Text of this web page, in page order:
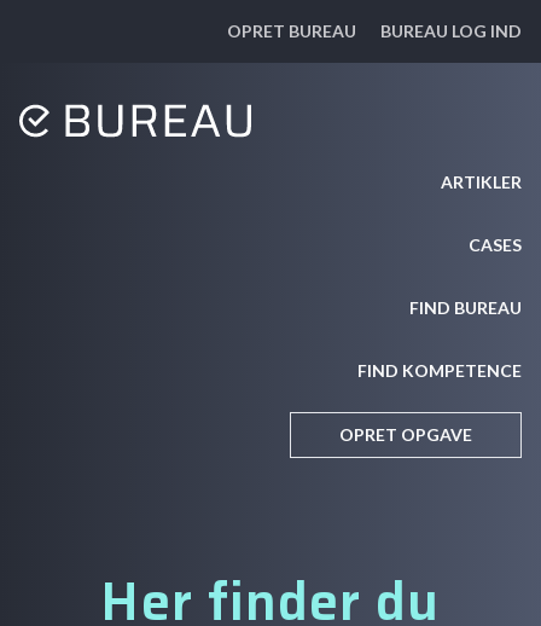
OPRET BUREAU BUREAU LOG IND
ARTIKLER
CASES
FIND BUREAU
FIND KOMPETENCE
OPRET OPGAVE
Her finder du